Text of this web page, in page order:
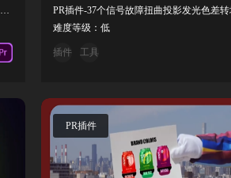
PR插件-马赛克图像视觉特效 Photo Mosaic v1.0.1 Win
难度等级：低
插件 工具
PR插件